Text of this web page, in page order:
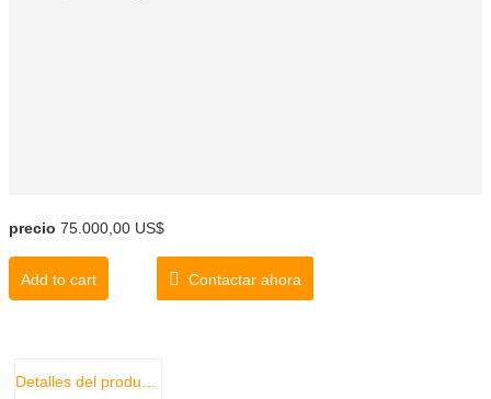
precio 75.000,00 US$
Add to cart Contactar ahora
Detalles del producto